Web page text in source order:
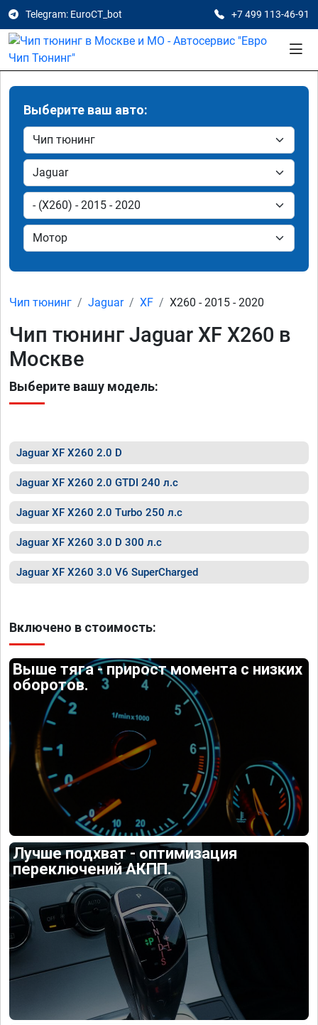
Telegram: EuroCT_bot +7 499 113-46-91
Выберите ваш авто:
Чип тюнинг Jaguar XF X260 - 2015 - 2020
Чип тюнинг Jaguar XF X260 в
Москве
Выберите вашу модель:
Jaguar XF X260 2.0 D
Jaguar XF X260 2.0 GTDI 240 л.с
Jaguar XF X260 2.0 Turbo 250 л.с
Jaguar XF X260 3.0 D 300 л.с
Jaguar XF X260 3.0 V6 SuperCharged
Включено в стоимость:
Выше тяга - прирост момента с низких
оборотов.
Лучше подхват - оптимизация
переключений АКПП.